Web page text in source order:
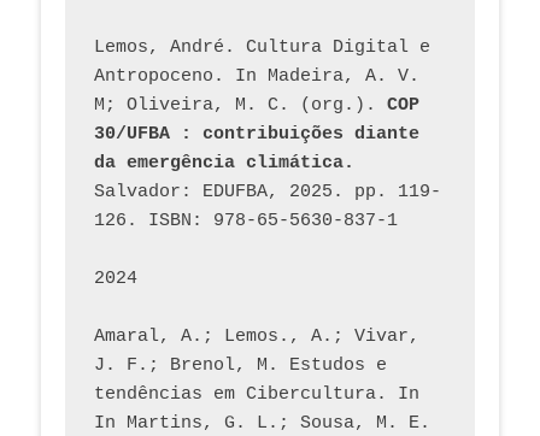
Lemos, André. Cultura Digital e
Antropoceno. In Madeira, A. V.
M; Oliveira, M. C. (org.). COP
30/UFBA : contribuições diante
da emergência climática.
Salvador: EDUFBA, 2025. pp. 119-
126. ISBN: 978-65-5630-837-1
2024
Amaral, A.; Lemos., A.; Vivar,
J. F.; Brenol, M. Estudos e
tendências em Cibercultura. In
In Martins, G. L.; Sousa, M. E.